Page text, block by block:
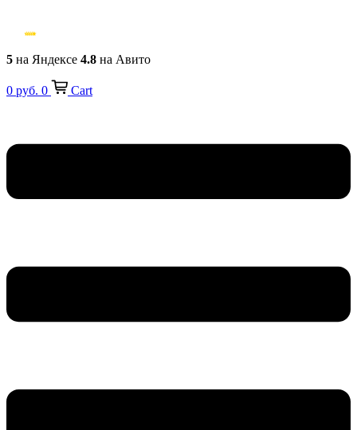
5 на Яндексе 4.8 на Авито
0 руб. 0 Cart